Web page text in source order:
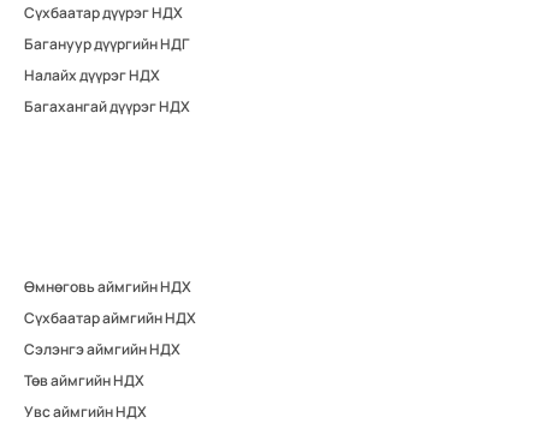
Сүхбаатар дүүрэг НДХ
Багануур дүүргийн НДГ
Налайх дүүрэг НДХ
Багахангай дүүрэг НДХ
Өмнөговь аймгийн НДХ
Сүхбаатар аймгийн НДХ
Сэлэнгэ аймгийн НДХ
Төв аймгийн НДХ
Увс аймгийн НДХ